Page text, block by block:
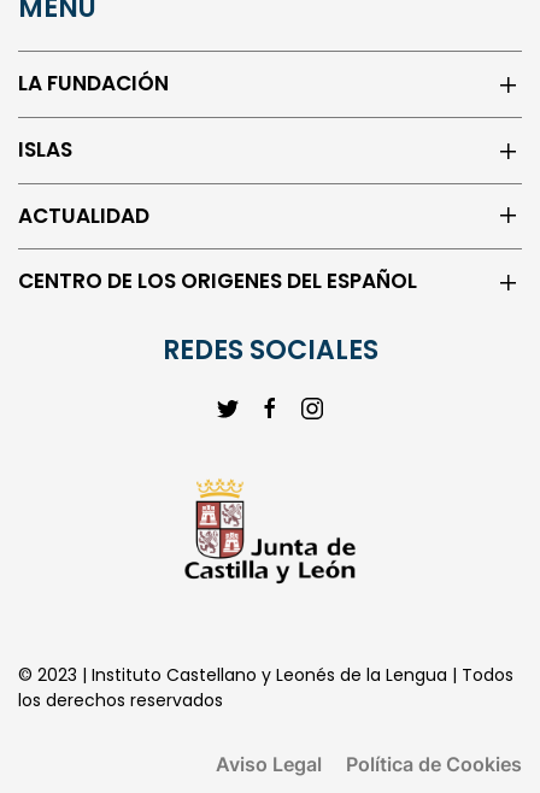
LA FUNDACIÓN
ISLAS
ACTUALIDAD
CENTRO DE LOS ORIGENES DEL ESPAÑOL
los derechos reservados
Política de Privacidad
Transparencia